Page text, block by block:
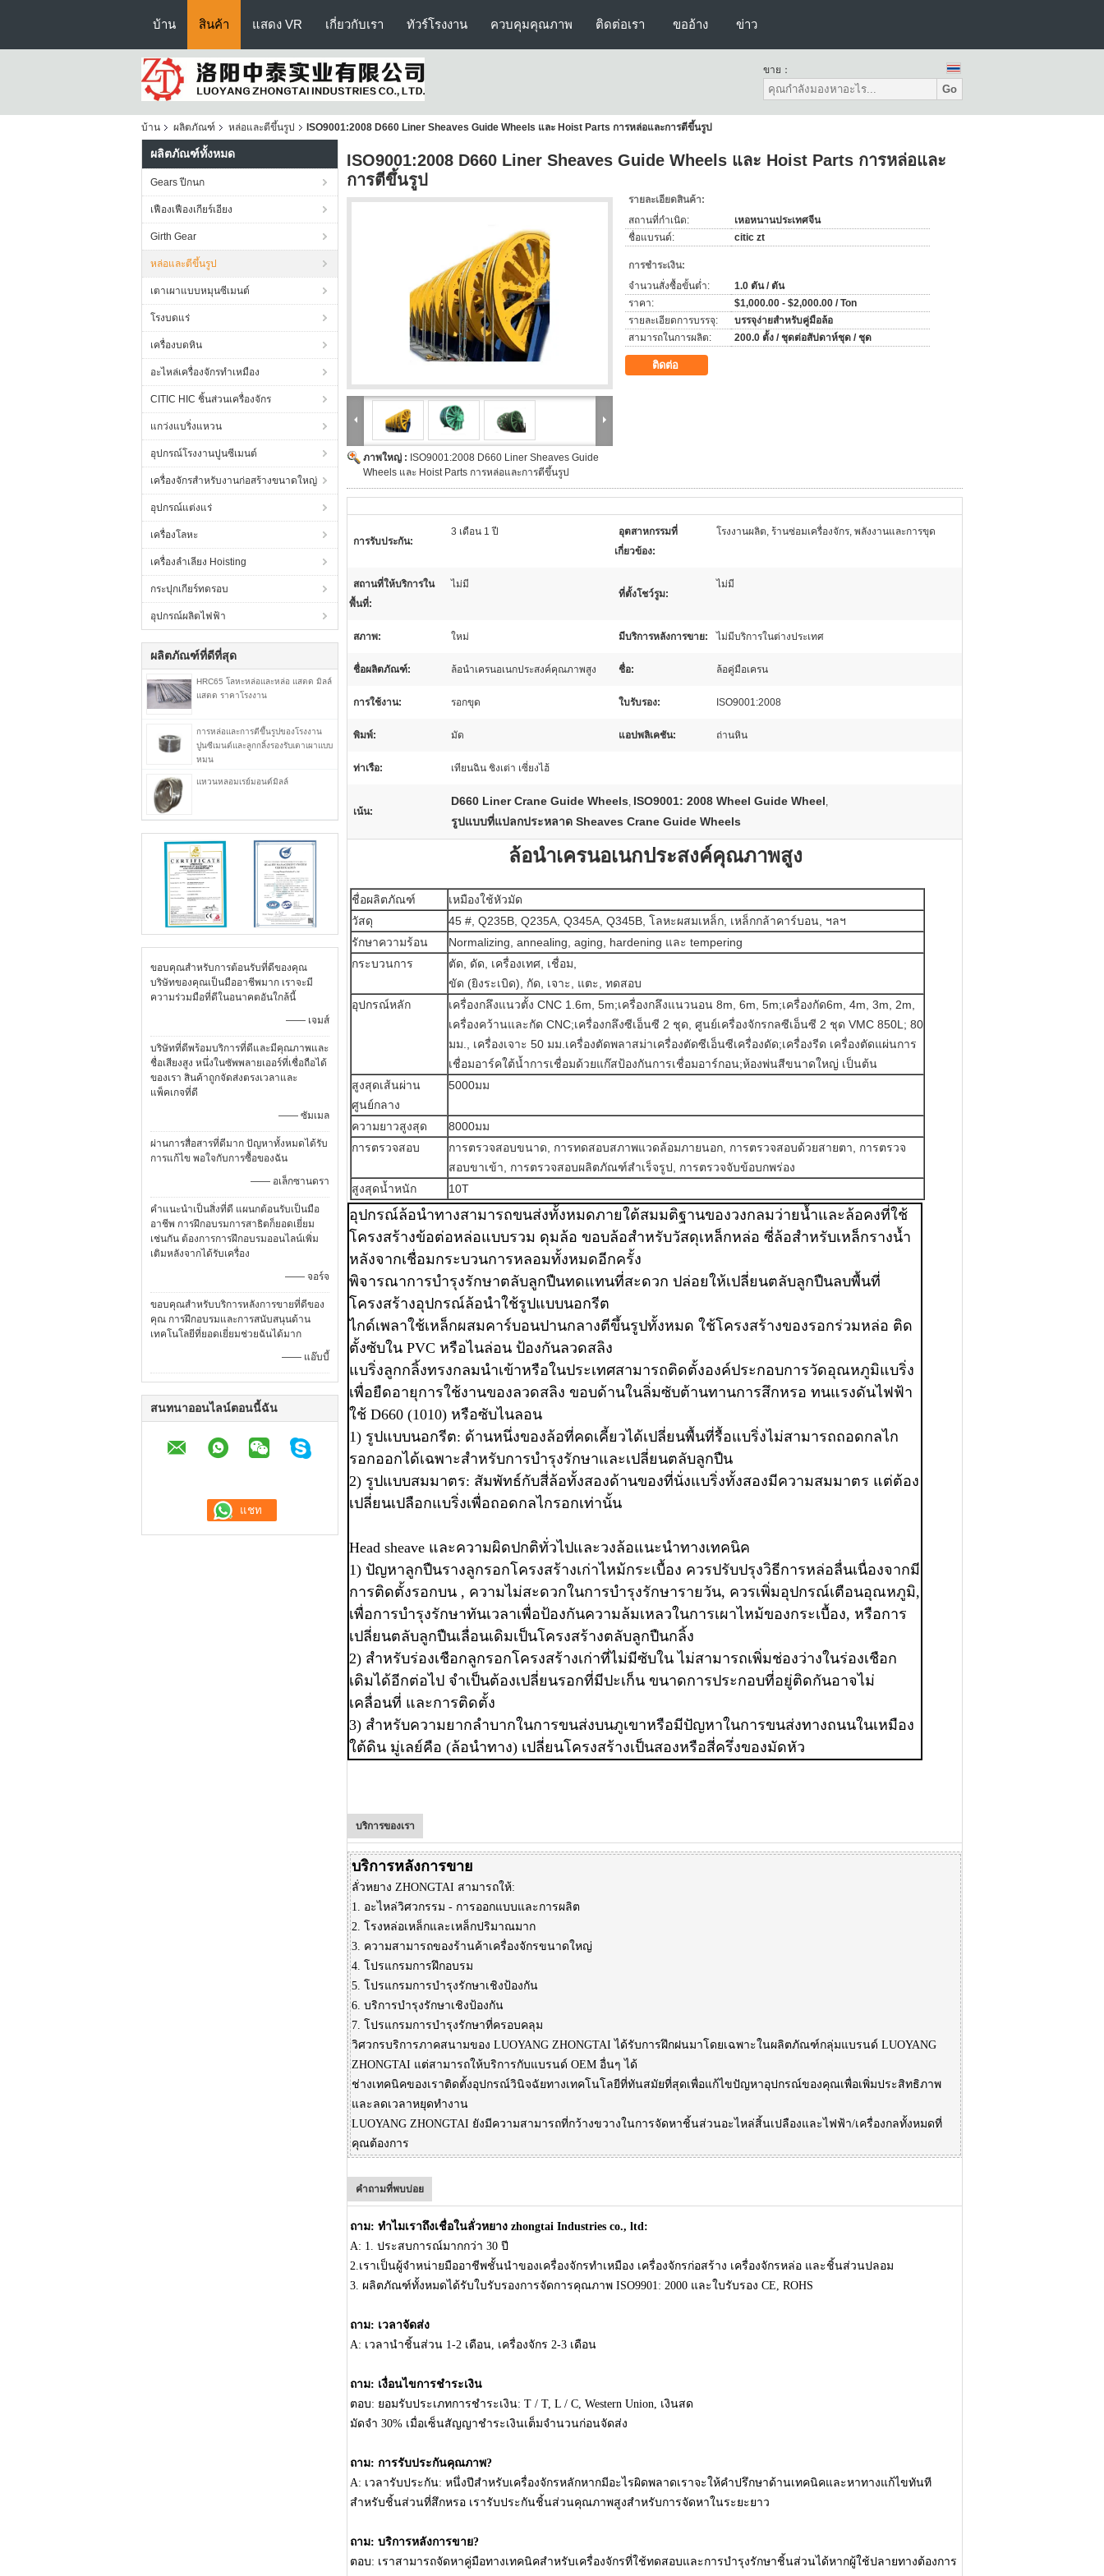
บ้าน สินค้า แสดง VR เกี่ยวกับเรา ทัวร์โรงงาน ควบคุมคุณภาพ ติดต่อเรา ขออ้าง ข่าว
ขาย：
Go
บ้าน ผลิตภัณฑ์ หล่อและตีขึ้นรูป ISO9001:2008 D660 Liner Sheaves Guide Wheels และ Hoist Parts การหล่อและการตีขึ้นรูป
ผลิตภัณฑ์ทั้งหมด
Gears ปีกนก
เฟืองเฟืองเกียร์เอียง
Girth Gear
หล่อและตีขึ้นรูป
เตาเผาแบบหมุนซีเมนต์
โรงบดแร่
เครื่องบดหิน
อะไหล่เครื่องจักรทำเหมือง
CITIC HIC ชิ้นส่วนเครื่องจักร
แกว่งแบริ่งแหวน
อุปกรณ์โรงงานปูนซีเมนต์
เครื่องจักรสำหรับงานก่อสร้างขนาดใหญ่
อุปกรณ์แต่งแร่
เครื่องโลหะ
เครื่องลำเลียง Hoisting
กระปุกเกียร์ทดรอบ
อุปกรณ์ผลิตไฟฟ้า
ผลิตภัณฑ์ที่ดีที่สุด
HRC65 โลหะหล่อและหล่อ แสตด มิลล์
แสตด ราคาโรงงาน
การหล่อและการตีขึ้นรูปของโรงงาน
ปูนซีเมนต์และลูกกลิ้งรองรับเตาเผาแบบ
หมุน
แหวนหลอมเรย์มอนด์มิลล์
ขอบคุณสำหรับการต้อนรับที่ดีของคุณ
บริษัทของคุณเป็นมืออาชีพมาก เราจะมี
ความร่วมมือที่ดีในอนาคตอันใกล้นี้
—— เจมส์
บริษัทที่ดีพร้อมบริการที่ดีและมีคุณภาพและ
ชื่อเสียงสูง หนึ่งในซัพพลายเออร์ที่เชื่อถือได้
ของเรา สินค้าถูกจัดส่งตรงเวลาและ
แพ็คเกจที่ดี
—— ซัมเมล
ผ่านการสื่อสารที่ดีมาก ปัญหาทั้งหมดได้รับ
การแก้ไข พอใจกับการซื้อของฉัน
—— อเล็กซานดรา
คำแนะนำเป็นสิ่งที่ดี แผนกต้อนรับเป็นมือ
อาชีพ การฝึกอบรมการสาธิตก็ยอดเยี่ยม
เช่นกัน ต้องการการฝึกอบรมออนไลน์เพิ่ม
เติมหลังจากได้รับเครื่อง
—— จอร์จ
ขอบคุณสำหรับบริการหลังการขายที่ดีของ
คุณ การฝึกอบรมและการสนับสนุนด้าน
เทคโนโลยีที่ยอดเยี่ยมช่วยฉันได้มาก
—— แอ๊บบี้
สนทนาออนไลน์ตอนนี้ฉัน
ISO9001:2008 D660 Liner Sheaves Guide Wheels และ Hoist Parts การหล่อและ
การตีขึ้นรูป
ภาพใหญ่ : ISO9001:2008 D660 Liner Sheaves Guide
Wheels และ Hoist Parts การหล่อและการตีขึ้นรูป
รายละเอียดสินค้า:
สถานที่กำเนิด:
เหอหนานประเทศจีน
ชื่อแบรนด์:
citic zt
การชำระเงิน:
จำนวนสั่งซื้อขั้นต่ำ:
1.0 ตัน / ตัน
ราคา:
$1,000.00 - $2,000.00 / Ton
รายละเอียดการบรรจุ:
บรรจุง่ายสำหรับคู่มือล้อ
สามารถในการผลิต:
200.0 ตั้ง / ชุดต่อสัปดาห์ชุด / ชุด
ติดต่อ
การรับประกัน:
3 เดือน 1 ปี
อุตสาหกรรมที่
เกี่ยวข้อง:
โรงงานผลิต, ร้านซ่อมเครื่องจักร, พลังงานและการขุด
สถานที่ให้บริการใน
พื้นที่:
ไม่มี
ที่ตั้งโชว์รูม:
ไม่มี
สภาพ: ใหม่ มีบริการหลังการขาย: ไม่มีบริการในต่างประเทศ
ชื่อผลิตภัณฑ์: ล้อนำเครนอเนกประสงค์คุณภาพสูง ชื่อ: ล้อคู่มือเครน
การใช้งาน: รอกขุด ใบรับรอง: ISO9001:2008
พิมพ์: มัด แอปพลิเคชัน: ถ่านหิน
ท่าเรือ: เทียนฉิน ชิงเต่า เซี่ยงไฮ้
เน้น:
D660 Liner Crane Guide Wheels, ISO9001: 2008 Wheel Guide Wheel,
รูปแบบที่แปลกประหลาด Sheaves Crane Guide Wheels
ล้อนำเครนอเนกประสงค์คุณภาพสูง
ชื่อผลิตภัณฑ์
เหมืองใช้หัวมัด
วัสดุ
45 #, Q235B, Q235A, Q345A, Q345B, โลหะผสมเหล็ก, เหล็กกล้าคาร์บอน, ฯลฯ
รักษาความร้อน
Normalizing, annealing, aging, hardening และ tempering
กระบวนการ
ตัด, ดัด, เครื่องเทศ, เชื่อม,
ขัด (ยิงระเบิด), กัด, เจาะ, แตะ, ทดสอบ
อุปกรณ์หลัก
เครื่องกลึงแนวตั้ง CNC 1.6m, 5m;เครื่องกลึงแนวนอน 8m, 6m, 5m;เครื่องกัด6m, 4m, 3m, 2m,
เครื่องคว้านและกัด CNC;เครื่องกลึงซีเอ็นซี 2 ชุด, ศูนย์เครื่องจักรกลซีเอ็นซี 2 ชุด VMC 850L; 80
มม., เครื่องเจาะ 50 มม.เครื่องตัดพลาสม่าเครื่องตัดซีเอ็นซีเครื่องดัด;เครื่องรีด เครื่องตัดแผ่นการ
เชื่อมอาร์คใต้น้ำการเชื่อมด้วยแก๊สป้องกันการเชื่อมอาร์กอน;ห้องพ่นสีขนาดใหญ่ เป็นต้น
สูงสุดเส้นผ่าน
ศูนย์กลาง
5000มม
ความยาวสูงสุด
8000มม
การตรวจสอบ
การตรวจสอบขนาด, การทดสอบสภาพแวดล้อมภายนอก, การตรวจสอบด้วยสายตา, การตรวจ
สอบขาเข้า, การตรวจสอบผลิตภัณฑ์สำเร็จรูป, การตรวจจับข้อบกพร่อง
สูงสุดน้ำหนัก
10T
อุปกรณ์ล้อนำทางสามารถขนส่งทั้งหมดภายใต้สมมติฐานของวงกลมว่ายน้ำและล้อคงที่ใช้
โครงสร้างข้อต่อหล่อแบบรวม ดุมล้อ ขอบล้อสำหรับวัสดุเหล็กหล่อ ซี่ล้อสำหรับเหล็กรางน้ำ
หลังจากเชื่อมกระบวนการหลอมทั้งหมดอีกครั้ง
พิจารณาการบำรุงรักษาตลับลูกปืนทดแทนที่สะดวก ปล่อยให้เปลี่ยนตลับลูกปืนลบพื้นที่
โครงสร้างอุปกรณ์ล้อนำใช้รูปแบบนอกรีต
ไกด์เพลาใช้เหล็กผสมคาร์บอนปานกลางตีขึ้นรูปทั้งหมด ใช้โครงสร้างของรอกร่วมหล่อ ติด
ตั้งซับใน PVC หรือไนล่อน ป้องกันลวดสลิง
แบริ่งลูกกลิ้งทรงกลมนำเข้าหรือในประเทศสามารถติดตั้งองค์ประกอบการวัดอุณหภูมิแบริ่ง
เพื่อยืดอายุการใช้งานของลวดสลิง ขอบด้านในลิ่มซับต้านทานการสึกหรอ ทนแรงดันไฟฟ้า
ใช้ D660 (1010) หรือซับไนลอน
1) รูปแบบนอกรีต: ด้านหนึ่งของล้อที่คดเคี้ยวได้เปลี่ยนพื้นที่รื้อแบริ่งไม่สามารถถอดกลไก
รอกออกได้เฉพาะสำหรับการบำรุงรักษาและเปลี่ยนตลับลูกปืน
2) รูปแบบสมมาตร: สัมพัทธ์กับสี่ล้อทั้งสองด้านของที่นั่งแบริ่งทั้งสองมีความสมมาตร แต่ต้อง
เปลี่ยนเปลือกแบริ่งเพื่อถอดกลไกรอกเท่านั้น
Head sheave และความผิดปกติทั่วไปและวงล้อแนะนำทางเทคนิค
1) ปัญหาลูกปืนรางลูกรอกโครงสร้างเก่าไหม้กระเบื้อง ควรปรับปรุงวิธีการหล่อลื่นเนื่องจากมี
การติดตั้งรอกบน , ความไม่สะดวกในการบำรุงรักษารายวัน, ควรเพิ่มอุปกรณ์เตือนอุณหภูมิ,
เพื่อการบำรุงรักษาทันเวลาเพื่อป้องกันความล้มเหลวในการเผาไหม้ของกระเบื้อง, หรือการ
เปลี่ยนตลับลูกปืนเลื่อนเดิมเป็นโครงสร้างตลับลูกปืนกลิ้ง
2) สำหรับร่องเชือกลูกรอกโครงสร้างเก่าที่ไม่มีซับใน ไม่สามารถเพิ่มช่องว่างในร่องเชือก
เดิมได้อีกต่อไป จำเป็นต้องเปลี่ยนรอกที่มีปะเก็น ขนาดการประกอบที่อยู่ติดกันอาจไม่
เคลื่อนที่ และการติดตั้ง
3) สำหรับความยากลำบากในการขนส่งบนภูเขาหรือมีปัญหาในการขนส่งทางถนนในเหมือง
ใต้ดิน มู่เลย์คือ (ล้อนำทาง) เปลี่ยนโครงสร้างเป็นสองหรือสี่ครึ่งของมัดหัว
บริการของเรา
บริการหลังการขาย
ลั่วหยาง ZHONGTAI สามารถให้:
1. อะไหล่วิศวกรรม - การออกแบบและการผลิต
2. โรงหล่อเหล็กและเหล็กปริมาณมาก
3. ความสามารถของร้านค้าเครื่องจักรขนาดใหญ่
4. โปรแกรมการฝึกอบรม
5. โปรแกรมการบำรุงรักษาเชิงป้องกัน
6. บริการบำรุงรักษาเชิงป้องกัน
7. โปรแกรมการบำรุงรักษาที่ครอบคลุม
วิศวกรบริการภาคสนามของ LUOYANG ZHONGTAI ได้รับการฝึกฝนมาโดยเฉพาะในผลิตภัณฑ์กลุ่มแบรนด์ LUOYANG
ZHONGTAI แต่สามารถให้บริการกับแบรนด์ OEM อื่นๆ ได้
ช่างเทคนิคของเราติดตั้งอุปกรณ์วินิจฉัยทางเทคโนโลยีที่ทันสมัยที่สุดเพื่อแก้ไขปัญหาอุปกรณ์ของคุณเพื่อเพิ่มประสิทธิภาพ
และลดเวลาหยุดทำงาน
LUOYANG ZHONGTAI ยังมีความสามารถที่กว้างขวางในการจัดหาชิ้นส่วนอะไหล่สิ้นเปลืองและไฟฟ้า/เครื่องกลทั้งหมดที่
คุณต้องการ
คำถามที่พบบ่อย
ถาม: ทำไมเราถึงเชื่อในลั่วหยาง zhongtai Industries co., ltd:
A: 1. ประสบการณ์มากกว่า 30 ปี
2.เราเป็นผู้จำหน่ายมืออาชีพชั้นนำของเครื่องจักรทำเหมือง เครื่องจักรก่อสร้าง เครื่องจักรหล่อ และชิ้นส่วนปลอม
3. ผลิตภัณฑ์ทั้งหมดได้รับใบรับรองการจัดการคุณภาพ ISO9901: 2000 และใบรับรอง CE, ROHS
ถาม: เวลาจัดส่ง
A: เวลานำชิ้นส่วน 1-2 เดือน, เครื่องจักร 2-3 เดือน
ถาม: เงื่อนไขการชำระเงิน
ตอบ: ยอมรับประเภทการชำระเงิน: T / T, L / C, Western Union, เงินสด
มัดจำ 30% เมื่อเซ็นสัญญาชำระเงินเต็มจำนวนก่อนจัดส่ง
ถาม: การรับประกันคุณภาพ?
A: เวลารับประกัน: หนึ่งปีสำหรับเครื่องจักรหลักหากมีอะไรผิดพลาดเราจะให้คำปรึกษาด้านเทคนิคและหาทางแก้ไขทันที
สำหรับชิ้นส่วนที่สึกหรอ เรารับประกันชิ้นส่วนคุณภาพสูงสำหรับการจัดหาในระยะยาว
ถาม: บริการหลังการขาย?
ตอบ: เราสามารถจัดหาคู่มือทางเทคนิคสำหรับเครื่องจักรที่ใช้ทดสอบและการบำรุงรักษาชิ้นส่วนได้หากผู้ใช้ปลายทางต้องการ